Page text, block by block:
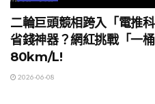
二輪巨頭競相跨入「電推
省錢神器？網紅挑戰「一
80km/L!
2026-06-08